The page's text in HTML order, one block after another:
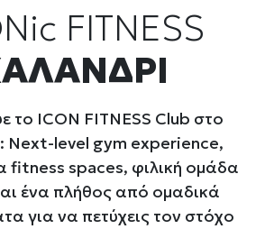
FITNESS
το ICON FITNESS Club στο
Next-level gym experience,
fitness spaces, φιλική ομάδα
ένα πλήθος από ομαδικά
για να πετύχεις τον στόχο